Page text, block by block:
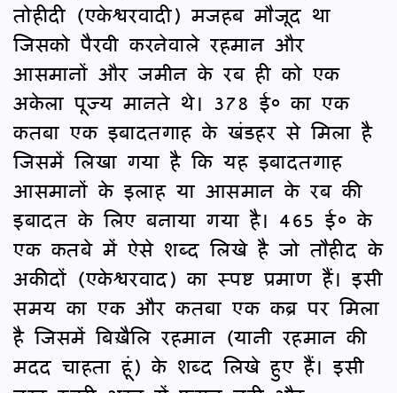
तोहीदी (एकेश्वरवादी) मजहब मौजूद था
जिसको पैरवी करनेवाले रहमान और
आसमानों और जमीन के रब ही को एक
अकेला पूज्य मानते थे। 378 ई० का एक
कतबा एक इबादतगाह के खंडहर से मिला है
जिसमें लिखा गया है कि यह इबादतगाह
आसमानों के इलाह या आसमान के रब की
इबादत के लिए बनाया गया है। 465 ई० के
एक कतबे में ऐसे शब्द लिखे है जो तौहीद के
अकीदों (एकेश्वरवाद) का स्पष्ट प्रमाण हैं। इसी
समय का एक और कतबा एक कब्र पर मिला
है जिसमें बिख़ैलि रहमान (यानी रहमान की
मदद चाहता हूं) के शब्द लिखे हुए हैं। इसी